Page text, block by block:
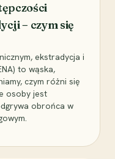
– czym się
ekstradycja i
to wąska,
czym różni się
osoby jest
obrońca w